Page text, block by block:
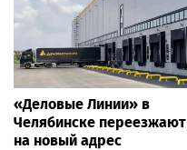
«Деловые Линии» в
Челябинске переезжают
на новый адрес